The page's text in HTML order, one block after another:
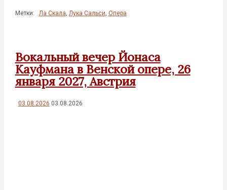
Метки: Ла Скала Лука Сальси Опера
Вокальный вечер Йонаса
Кауфмана в Венской опере, 26
января 2027, Австрия
03.08.2026 03.08.2026